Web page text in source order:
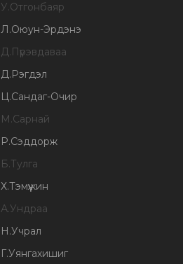
У.Отгонбаяр
Л.Оюун-Эрдэнэ
Д.Пүрэвдаваа
Д.Рэгдэл
Ц.Сандаг-Очир
М.Сарнай
Р.Сэддорж
Б.Тулга
Х.Тэмүүжин
А.Ундраа
Н.Учрал
Г.Уянгахишиг